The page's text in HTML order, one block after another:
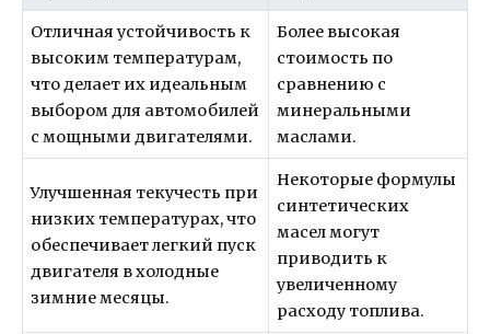
Отличная устойчивость к
высоким температурам,
что делает их идеальным
выбором для автомобилей
с мощными двигателями.
Более высокая
стоимость по
сравнению с
минеральными
маслами.
Улучшенная текучесть при
низких температурах, что
обеспечивает легкий пуск
двигателя в холодные
зимние месяцы.
Некоторые формулы
синтетических
масел могут
приводить к
увеличенному
расходу топлива.